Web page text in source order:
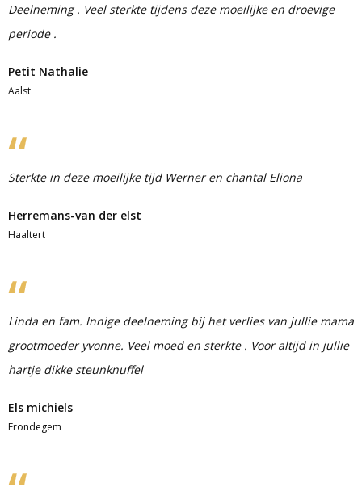
Deelneming . Veel sterkte tijdens deze moeilijke en droevige
periode .
Petit Nathalie
Aalst
Sterkte in deze moeilijke tijd Werner en chantal Eliona
Herremans-van der elst
Haaltert
Linda en fam. Innige deelneming bij het verlies van jullie mama
grootmoeder yvonne. Veel moed en sterkte . Voor altijd in jullie
hartje dikke steunknuffel
Els michiels
Erondegem